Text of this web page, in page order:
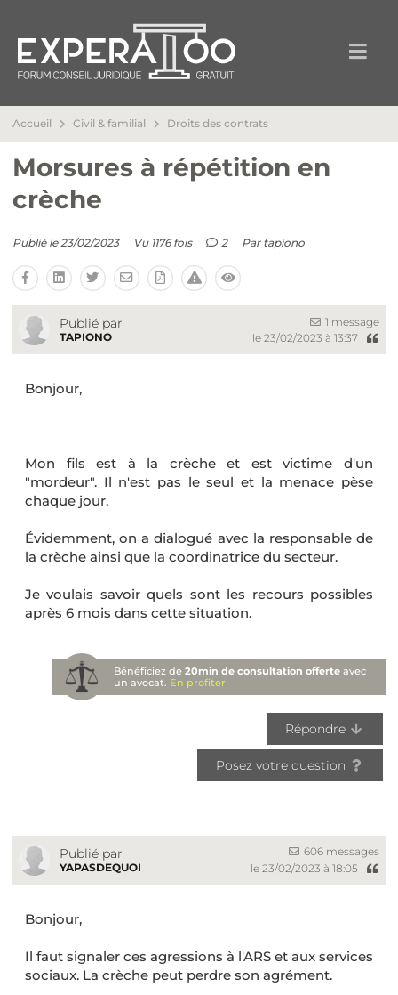
Accueil Civil & familial Droits des contrats
Morsures à répétition en
crèche
Publié le 23/02/2023 Vu 1176 fois 2 Par tapiono
Publié par
TAPIONO
1 message
le 23/02/2023 à 13:37
Bonjour,
Mon fils est à la crèche et est victime d'un
"mordeur". Il n'est pas le seul et la menace pèse
chaque jour.
Évidemment, on a dialogué avec la responsable de
la crèche ainsi que la coordinatrice du secteur.
Je voulais savoir quels sont les recours possibles
après 6 mois dans cette situation.
Bénéficiez de20min de consultation offerte avec
un avocat. En profiter
Répondre
Posez votre question
Publié par
YAPASDEQUOI
606 messages
le 23/02/2023 à 18:05
Bonjour,
Il faut signaler ces agressions à l'ARS et aux services
sociaux. La crèche peut perdre son agrément.